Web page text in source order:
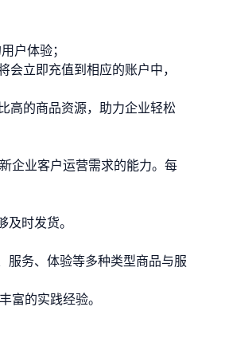
户体验；
立即充值到相应的账户中，
高的商品资源，助力企业轻松
企业客户运营需求的能力。每
时发货。
服务、体验等多种类型商品与服
富的实践经验。